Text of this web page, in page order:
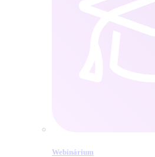
Webinárium